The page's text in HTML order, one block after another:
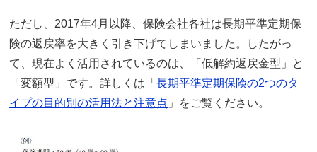
ただし、2017年4月以降、保険会社各社は長期平準定期保
険の返戻率を大きく引き下げてしまいました。したがっ
て、現在よく活用されているのは、「低解約返戻金型」と
「変額型」です。詳しくは「 長期平準定期保険の2つのタ
イプの目的別の活用法と注意点 」をご覧ください。